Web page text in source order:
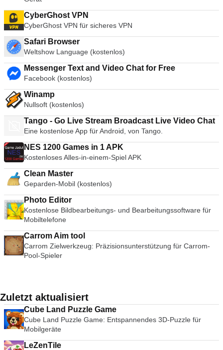
CyberGhost VPN
CyberGhost VPN für sicheres VPN
Safari Browser
Weltshow Language (kostenlos)
Messenger Text and Video Chat for Free
Facebook (kostenlos)
Winamp
Nullsoft (kostenlos)
Tango - Go Live Stream Broadcast Live Video Chat
Eine kostenlose App für Android, von Tango.
NES 1200 Games in 1 APK
Kostenloses Alles-in-einem-Spiel APK
Clean Master
Geparden-Mobil (kostenlos)
Photo Editor
Kostenlose Bildbearbeitungs- und Bearbeitungssoftware für
Mobiltelefone
Carrom Aim tool
Carrom Zielwerkzeug: Präzisionsunterstützung für Carrom-
Pool-Spieler
Zuletzt aktualisiert
Cube Land Puzzle Game
Cube Land Puzzle Game: Entspannendes 3D-Puzzle für
Mobilgeräte
LeZenTile